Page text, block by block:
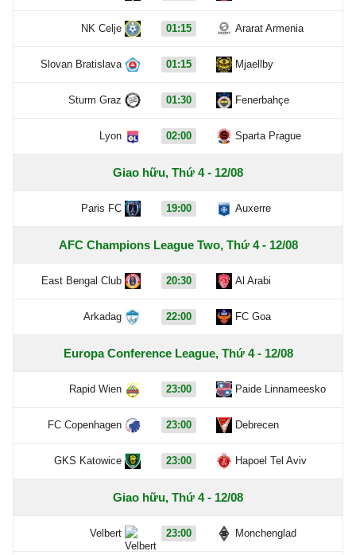
NK Celje 01:15 Ararat Armenia
Slovan Bratislava 01:15 Mjaellby
Sturm Graz 01:30 Fenerbahçe
Lyon 02:00 Sparta Prague
Giao hữu, Thứ 4 - 12/08
Paris FC 19:00 Auxerre
AFC Champions League Two, Thứ 4 - 12/08
East Bengal Club 20:30 Al Arabi
Arkadag 22:00 FC Goa
Europa Conference League, Thứ 4 - 12/08
Rapid Wien 23:00 Paide Linnameesko
FC Copenhagen 23:00 Debrecen
GKS Katowice 23:00 Hapoel Tel Aviv
Giao hữu, Thứ 4 - 12/08
Velbert 23:00 Monchenglad